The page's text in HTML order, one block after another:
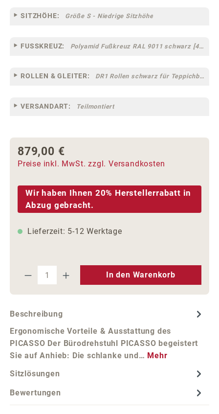
SITZHÖHE: Größe S - Niedrige Sitzhöhe
FUSSKREUZ: Polyamid Fußkreuz RAL 9011 schwarz [44]
ROLLEN & GLEITER: DR1 Rollen schwarz für Teppichböden [10]
VERSANDART: Teilmontiert
Regulärer Preis:
879,00 €
Preise inkl. MwSt. zzgl. Versandkosten
Wir haben Ihnen 20% Herstellerrabatt in
Abzug gebracht.
Lieferzeit: 5-12 Werktage
Produkt Anzahl: Gib den
In den Warenkorb
Beschreibung
Ergonomische Vorteile & Ausstattung des
PICASSO Der Bürodrehstuhl PICASSO begeistert
Sie auf Anhieb: Die schlanke und… Mehr
Sitzlösungen
Bewertungen